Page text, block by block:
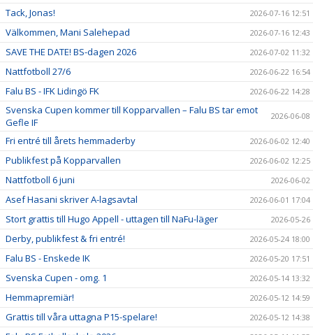
Tack, Jonas! 2026-07-16 12:51
Välkommen, Mani Salehepad 2026-07-16 12:43
SAVE THE DATE! BS-dagen 2026 2026-07-02 11:32
Nattfotboll 27/6 2026-06-22 16:54
Falu BS - IFK Lidingö FK 2026-06-22 14:28
Svenska Cupen kommer till Kopparvallen – Falu BS tar emot
Gefle IF
2026-06-08
Fri entré till årets hemmaderby 2026-06-02 12:40
Publikfest på Kopparvallen 2026-06-02 12:25
Nattfotboll 6 juni 2026-06-02
Asef Hasani skriver A-lagsavtal 2026-06-01 17:04
Stort grattis till Hugo Appell - uttagen till NaFu-läger 2026-05-26
Derby, publikfest & fri entré! 2026-05-24 18:00
Falu BS - Enskede IK 2026-05-20 17:51
Svenska Cupen - omg. 1 2026-05-14 13:32
Hemmapremiär! 2026-05-12 14:59
Grattis till våra uttagna P15-spelare! 2026-05-12 14:38